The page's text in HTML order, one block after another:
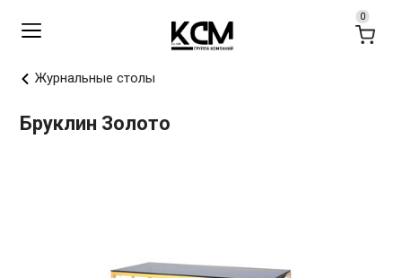
Журнальные столы
Бруклин Золото